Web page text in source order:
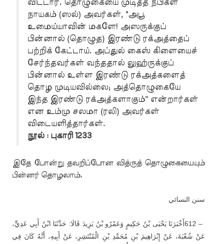
விட்டார். தொழுகையை முடித்த நபிகள்
நாயகம் (ஸல்) அவர்கள், "அபூ
உமைய்யாவின் மகளே! அஸருக்குப்
பின்னால் (தொழுத) இரண்டு ரக்அத்தைப்
பற்றிக் கேட்டாய். அப்துல் கைஸ் கிளையைச்
சேர்ந்தவர்கள் வந்ததால் லுஹ்ருக்குப்
பின்னால் உள்ள இரண்டு ரக்அத்களைத்
தொழ முடியவில்லை; அத்தொழுகையே
இந்த இரண்டு ரக்அத்களாகும்'' என்றார்கள்
என உம்மு சலமா (ரலி) அவர்கள்
விடையளித்தார்கள்.
நூல் : புகாரி 1233
இதே போன்று தவறிப்போன வித்ருத் தொழுகையையும்
பின்னர் தொழலாம்.
سنن النسائي
612 –أَخْبَرَنَا يَحْيَى بْنُ حَكِيمٍ وَعَمْرُو بْنُ يَزِيدَ قَالَا: حَدَّثَنَا ابْنُ أَبِي عَدِيٍّ،
عَنْ شُعْبَةَ، عَنْ إِبْرَاهِيمَ بْنِ مُحَمَّدِ بْنِ الْمُنْتَشِرِ، عَنْ أَبِيهِ، أَنَّهُ كَانَ فِي